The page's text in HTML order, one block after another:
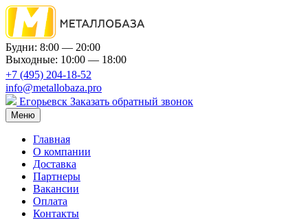
Будни: 8:00 — 20:00
Выходные: 10:00 — 18:00
+7 (495) 204-18-52
info@metallobaza.pro
Егорьевск Заказать обратный звонок
Меню
Главная
О компании
Доставка
Партнеры
Вакансии
Оплата
Контакты